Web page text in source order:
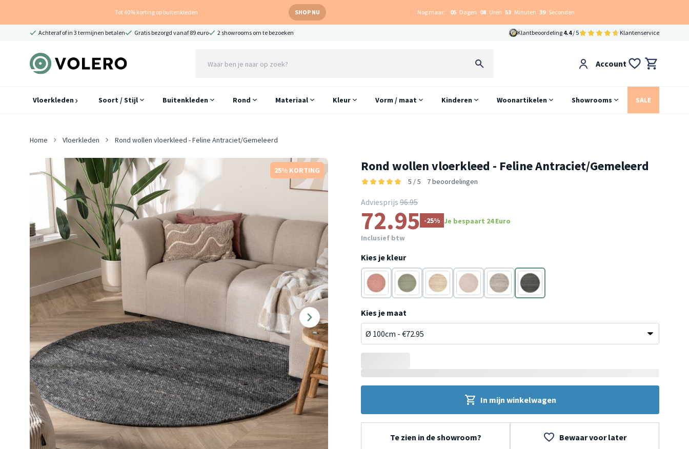
Tot 40% korting op buitenkleden SHOP NU Nog maar: 05 Dagen 08 Uren 53 Minuten 38 Seconden
Achteraf of in 3 termijnen betalen Gratis bezorgd vanaf 89 euro 2 showrooms om te bezoeken Klantbeoordeling 4.4/ 5 Klantenservice
Account
Vloerkleden Soort / Stijl Buitenkleden Rond Materiaal Kleur Vorm / maat Kinderen Woonartikelen Showrooms SALE
Home Vloerkleden Rond wollen vloerkleed - Feline Antraciet/Gemeleerd
25% KORTING Rond wollen vloerkleed - Feline Antraciet/Gemeleerd
5 / 5 7 beoordelingen
Adviesprijs 96.95
72.95 -25% Je bespaart 24 Euro
Inclusief btw
Kies je kleur
TerracottaDonkergroen
Taupe Roze Bruin
Antraciet
Kies je maat
In mijn winkelwagen
Te zien in de showroom? Bewaar voor later